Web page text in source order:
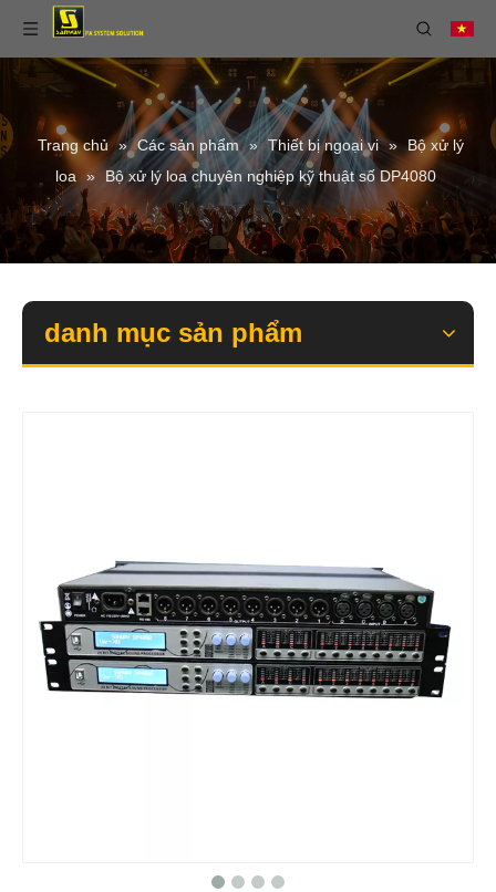
Trang chủ » Các sản phẩm » Thiết bị ngoại vi » Bộ xử lý
loa
» Bộ xử lý loa chuyên nghiệp kỹ thuật số DP4080
danh mục sản phẩm